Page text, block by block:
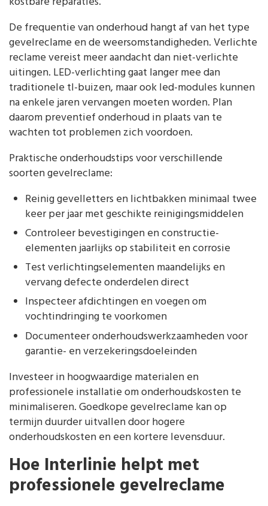
De frequentie van onderhoud hangt af van het type
gevelreclame en de weersomstandigheden. Verlichte
reclame vereist meer aandacht dan niet-verlichte
uitingen. LED-verlichting gaat langer mee dan
traditionele tl-buizen, maar ook led-modules kunnen
na enkele jaren vervangen moeten worden. Plan
daarom preventief onderhoud in plaats van te
wachten tot problemen zich voordoen.
Praktische onderhoudstips voor verschillende
soorten gevelreclame:
Reinig gevelletters en lichtbakken minimaal twee
keer per jaar met geschikte reinigingsmiddelen
Controleer bevestigingen en constructie-
elementen jaarlijks op stabiliteit en corrosie
Test verlichtingselementen maandelijks en
vervang defecte onderdelen direct
Inspecteer afdichtingen en voegen om
vochtindringing te voorkomen
Documenteer onderhoudswerkzaamheden voor
garantie- en verzekeringsdoeleinden
Investeer in hoogwaardige materialen en
professionele installatie om onderhoudskosten te
minimaliseren. Goedkope gevelreclame kan op
termijn duurder uitvallen door hogere
onderhoudskosten en een kortere levensduur.
Hoe Interlinie helpt met
professionele gevelreclame